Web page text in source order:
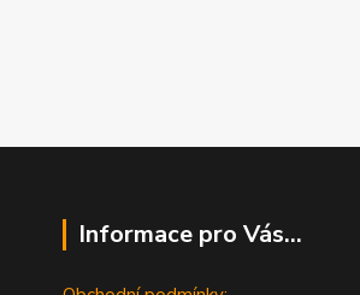
Informace pro Vás...